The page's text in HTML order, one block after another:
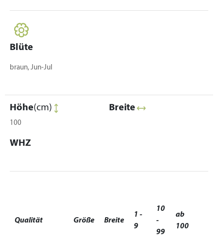
Blüte
braun, Jun-Jul
Höhe(cm)
100
Breite
WHZ
Qualität Größe Breite
1 -
9
10
-
99
ab
100